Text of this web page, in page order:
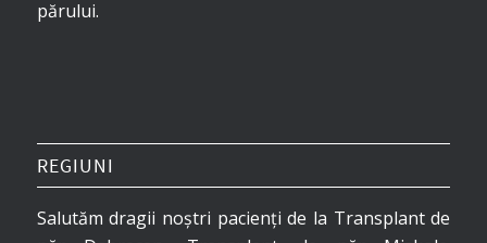
părului.
REGIUNI
Salutăm dragii noștri pacienți de la Transplant de